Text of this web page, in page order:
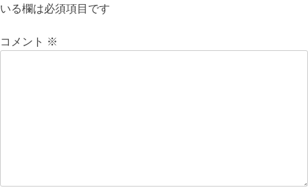
ゲ
ー
いる欄は必須項目です
コメント ※